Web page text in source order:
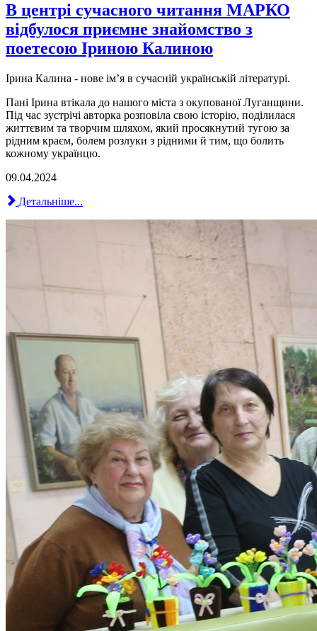
В центрі сучасного читання МАРКО
відбулося приємне знайомство з
поетесою Іриною Калиною
Ірина Калина - нове імʼя в сучасній українській літературі.
Пані Ірина втікала до нашого міста з окупованої Луганщини.
Під час зустрічі авторка розповіла свою історію, поділилася
життєвим та творчим шляхом, який просякнутий тугою за
рідним краєм, болем розлуки з рідними й тим, що болить
кожному українцю.
09.04.2024
Детальніше...